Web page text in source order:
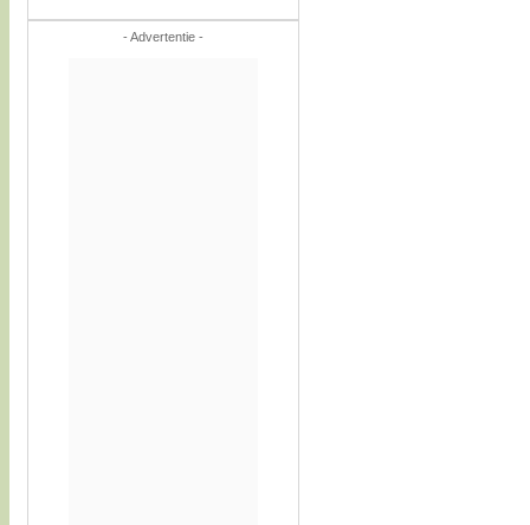
- Advertentie -